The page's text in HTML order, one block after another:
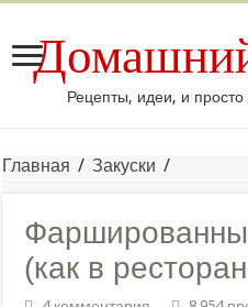
Рецепты, идеи, и
Главная / Закуски /
(как в